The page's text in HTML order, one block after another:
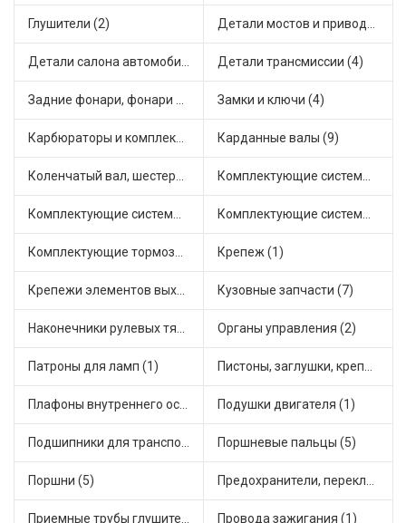
Глушители (2) Детали мостов и привода трансмиссии (9)
Детали салона автомобиля (2) Детали трансмиссии (4)
Задние фонари, фонари видимости (2) Замки и ключи (4)
Карбюраторы и комплектующие (13) Карданные валы (9)
Коленчатый вал, шестерни коленчатого вала (1) Комплектующие системы выпуска отработавших газов (1)
Комплектующие системы отопления (8) Комплектующие системы питания (1)
Комплектующие тормозной системы (4) Крепеж (1)
Крепежи элементов выхлопной системы (1) Кузовные запчасти (7)
Наконечники рулевых тяг (3) Органы управления (2)
Патроны для ламп (1) Пистоны, заглушки, крепежные элементы (1)
Плафоны внутреннего освещения (1) Подушки двигателя (1)
Подшипники для транспорта (11) Поршневые пальцы (5)
Поршни (5) Предохранители, переключатели, кнопки автомобильные (2)
Приемные трубы глушителя (1) Провода зажигания (1)